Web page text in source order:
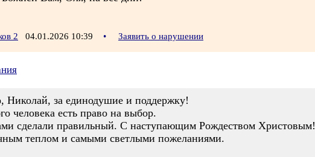
2 04.01.2026 10:39 • Заявить о нарушении
Николай, за единодушие и поддержку!
человека есть право на выбор.
сделали правильный. С наступающим Рождеством Христовым!
теплом и самыми светлыми пожеланиями.